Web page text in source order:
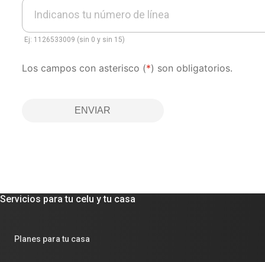
Indicanos tu número de línea
Ej: 1126533009 (sin 0 y sin 15)
Los campos con asterisco (*) son obligatorios.
ENVIAR
Servicios para tu celu y tu casa
Planes para tu casa